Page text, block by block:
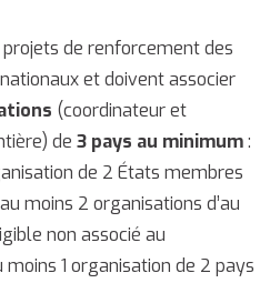
de renforcement des
et doivent associer
(coordinateur et
de 3 pays au minimum:
de 2 États membres
moins 2 organisations d’au
non associé au
1 organisation de 2 pays